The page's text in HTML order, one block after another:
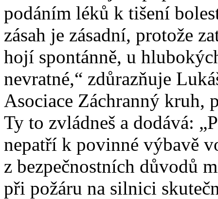
podáním léků k tišení
zásah je zásadní, protože
hojí spontánně, u
nevratné,“ zdůrazňuje
Asociace Záchranný kruh,
Ty to zvládneš a dodává:
nepatří k povinné výbavě
z bezpečnostních důvodů
při požáru na silnici